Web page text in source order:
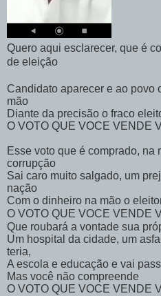
Quero aqui esclarecer, que é
de eleição
Candidato aparecer e ao povo
mão
Diante da precisão o fraco
O VOTO QUE VOCE VENDE
Esse voto que é comprado, na
corrupção
Sai caro muito salgado, um
nação
Com o dinheiro na mão o
O VOTO QUE VOCE VENDE
Que roubará a vontade sua
Um hospital da cidade, um
teria,
A escola e educação e vai
Mas você não compreende
O VOTO QUE VOCE VENDE